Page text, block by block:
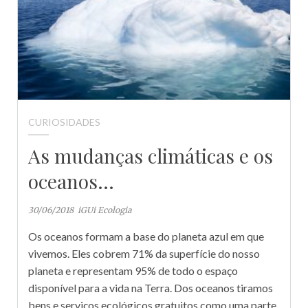
CURIOSIDADES
As mudanças climáticas e os
oceanos…
30/06/2018 iGUi Ecologia
Os oceanos formam a base do planeta azul em que
vivemos. Eles cobrem 71% da superfície do nosso
planeta e representam 95% de todo o espaço
disponível para a vida na Terra. Dos oceanos tiramos
bens e serviços ecológicos gratuitos como uma parte